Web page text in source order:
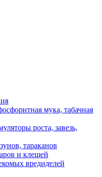
мука, табачная
роста, завезь,
тараканов
и клещей
вредиделей